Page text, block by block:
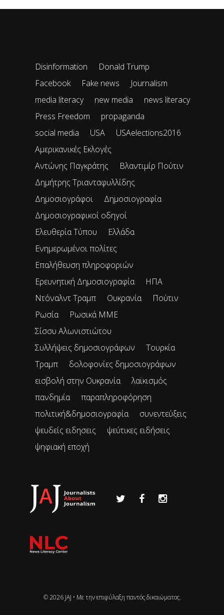
Disinformation
Donald Trump
Facebook
Fake news
Journalism
media literacy
new media
news literacy
Press Freedom
propaganda
social media
USA
USAelections2016
Αμερικανικές Εκλογές
Αντώνης Παγκράτης
Βλαντιμίρ Πούτιν
Δημήτρης Τριανταφυλλίδης
Δημοσιογράφοι
Δημοσιογραφία
Δημοσιογραφικοί οδηγοί
Ελευθερία Τύπου
Ελλάδα
Ενημερωμένοι πολίτες
Επαλήθευση πληροφοριών
Ερευνητική Δημοσιογραφία
ΗΠΑ
Ντόναλντ Τραμπ
Ουκρανία
Πούτιν
Ρωσία
Ρωσικά ΜΜΕ
Σίσσυ Αλωνιστιώτου
Συλλήψεις δημοσιογράφων
Τουρκία
Τραμπ
δολοφονίες δημοσιογράφων
εισβολή στην Ουκρανία
λαϊκισμός
πανδημία
παραπληροφόρηση
πολιτική&δημοσιογραφία
συνεντεύξεις
ψευδείς ειδησεις
ψεύτικες ειδήσεις
ψηφιακή εποχή
© 2026 JAJ • Mε την επιφύλαξη παντός δικαιώματος.